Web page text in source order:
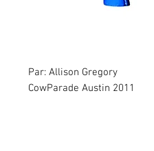
Par: Allison Gregory
CowParade Austin 2011